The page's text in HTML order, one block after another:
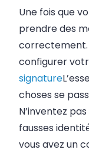
Une fois que
prendre des
correctement.
configurer
signature
choses se
N’inventez
fausses
vous avez un